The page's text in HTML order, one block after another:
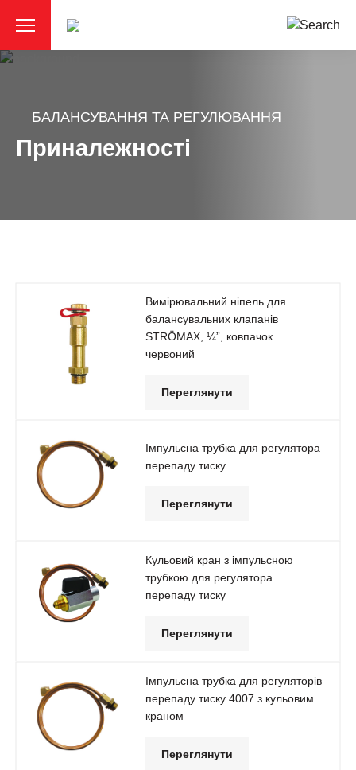
БАЛАНСУВАННЯ ТА РЕГУЛЮВАННЯ
Приналежності
Вимірювальний ніпель для
балансувальних клапанів
STRÖMAX, ¼”, ковпачок
червоний
Переглянути
Імпульсна трубка для регулятора
перепаду тиску
Переглянути
Кульовий кран з імпульсною
трубкою для регулятора
перепаду тиску
Переглянути
Імпульсна трубка для регуляторів
перепаду тиску 4007 з кульовим
краном
Переглянути